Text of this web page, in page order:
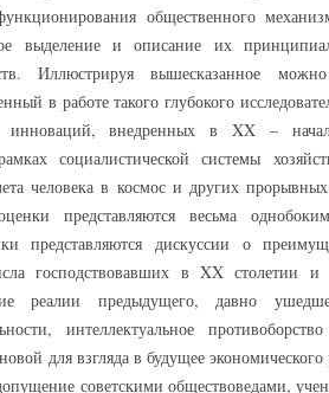
общественного
выделение и описание их
Иллюстрируя вышесказанное
в работе такого глубокого
инноваций, внедренных в XX –
социалистической системы
человека в космос и других
представляются весьма
представляются дискуссии о
господствовавших в XX столетии
реалии предыдущего, давно
интеллектуальное
для взгляда в будущее
советскими обществоведами,